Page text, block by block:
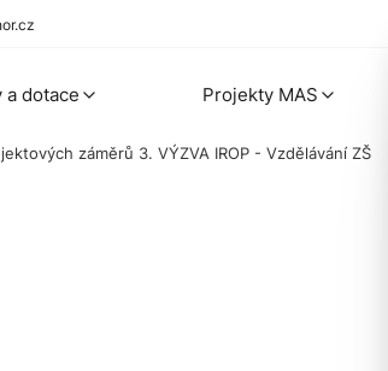
a dotace Projekty MAS
záměrů 3. VÝZVA IROP - Vzdělávání ZŠ